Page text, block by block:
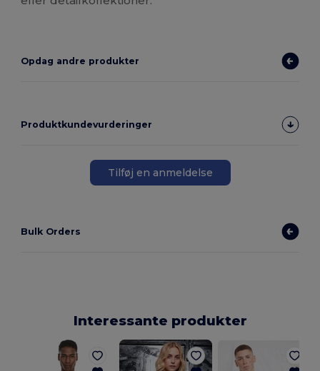
Opdag andre produkter
Produktkundevurderinger
Tilføj en anmeldelse
Bulk Orders
Interessante produkter